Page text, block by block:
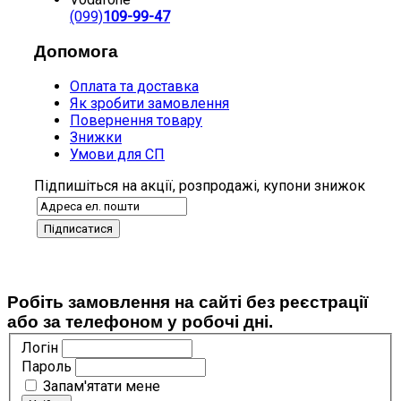
(099)109-99-47
Допомога
Оплата та доставка
Як зробити замовлення
Повернення товару
Знижки
Умови для СП
Підпишіться на акції, розпродажі, купони знижок
Робіть замовлення на сайті без реєстрації
або за телефоном у робочі дні.
Логін
Пароль
Запам'ятати мене